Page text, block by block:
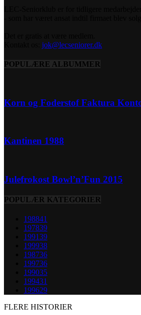
jok@lecseniorer.dk
POPULÆRE ALBUMMER
Korn og Foderstof Faktura
Kantinen 1988
Julefrokost Bowl’n’Fun 2015
POPULÆR KATEGORIER
198841
197839
199139
199938
198736
199736
199035
199431
199629
FLERE HISTORIER